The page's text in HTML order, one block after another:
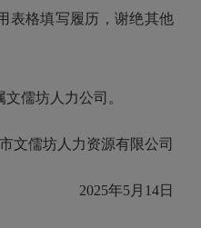
表格填写履历，谢绝其他
文儒坊人力公司 。
文儒坊人力资源有限公司
2025年5月 14日